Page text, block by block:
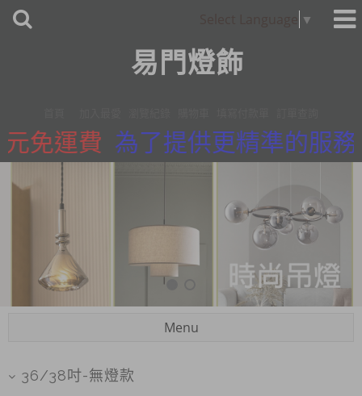
▼
易門燈飾
運費 為了提供更精準的服務，
Menu
36/38吋-無燈款